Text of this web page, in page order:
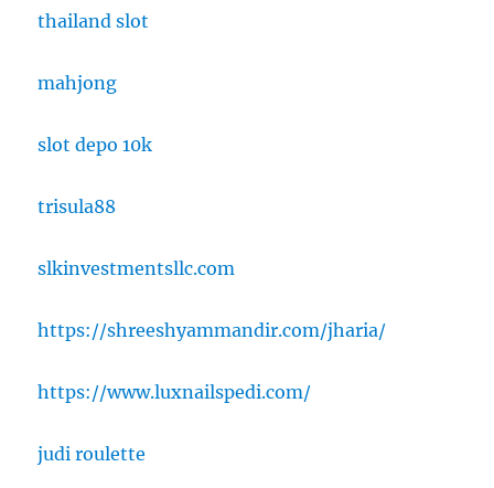
thailand slot
mahjong
slot depo 10k
trisula88
slkinvestmentsllc.com
https://shreeshyammandir.com/jharia/
https://www.luxnailspedi.com/
judi roulette